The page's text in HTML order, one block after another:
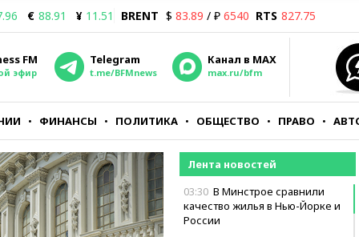
€ 88.91 ¥ 11.51 BRENT $ 83.89 / ₽ 6540 RTS 827.75
FM
эфир
Telegram
t.me/BFMnews
Канал в MAX
max.ru/bfm
ФИНАНСЫ ПОЛИТИКА ОБЩЕСТВО ПРАВО
Лента новостей
03:30 В Минстрое сравнили
качество жилья в Нью-Йорке и
России